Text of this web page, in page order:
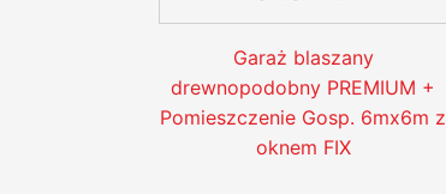
Garaż blaszany
drewnopodobny PREMIUM +
Pomieszczenie Gosp. 6mx6m z
oknem FIX
ma
wariantów.
Opcje